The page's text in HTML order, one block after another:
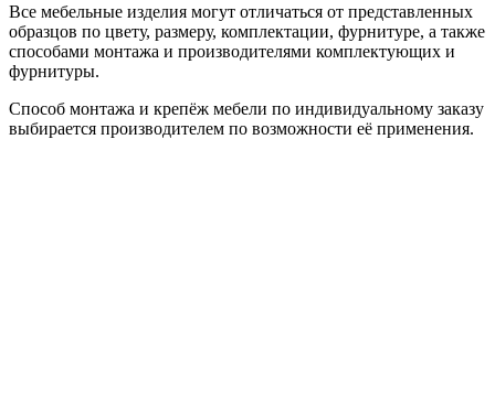
Все мебельные изделия могут отличаться от представленных
образцов по цвету, размеру, комплектации, фурнитуре, а также
способами монтажа и производителями комплектующих и
фурнитуры.
Способ монтажа и крепёж мебели по индивидуальному заказу
выбирается производителем по возможности её применения.